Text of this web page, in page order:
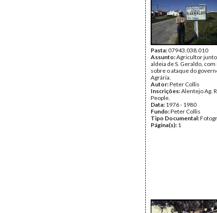
Pasta:07943.038.010
Assunto:Agricultor junto
aldeia de S. Geraldo,
sobre o ataque do
Agrária.
Autor:Peter Collis
Inscrições:Alentejo Ag.
People.
Data: 1976 - 1980
Fundo:Peter Collis
Tipo Documental:
Página(s): 1